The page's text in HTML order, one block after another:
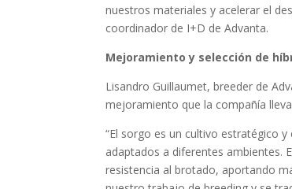
nuestros materiales y acelerar el
coordinador de I+D de Advanta.
Mejoramiento y selección de
Lisandro Guillaumet, breeder de
mejoramiento que la compañía
“El sorgo es un cultivo estratégico
adaptados a diferentes ambientes.
resistencia al brotado, aportando